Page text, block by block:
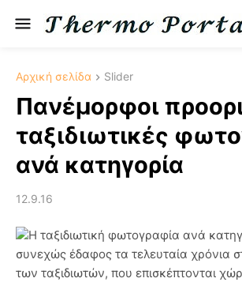
Αρχική σελίδα Slider
Πανέμορφοι
ταξιδιωτικές
ανά κατηγορία
12.9.16
Η ταξιδιωτική φωτογραφία ανά
συνεχώς έδαφος τα τελευταία χρόνια
των ταξιδιωτών, που επισκέπτονται